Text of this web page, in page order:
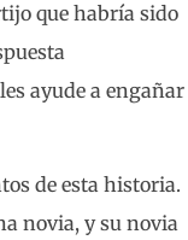
que habría sido
ayude a engañar
de esta historia.
novia, y su novia